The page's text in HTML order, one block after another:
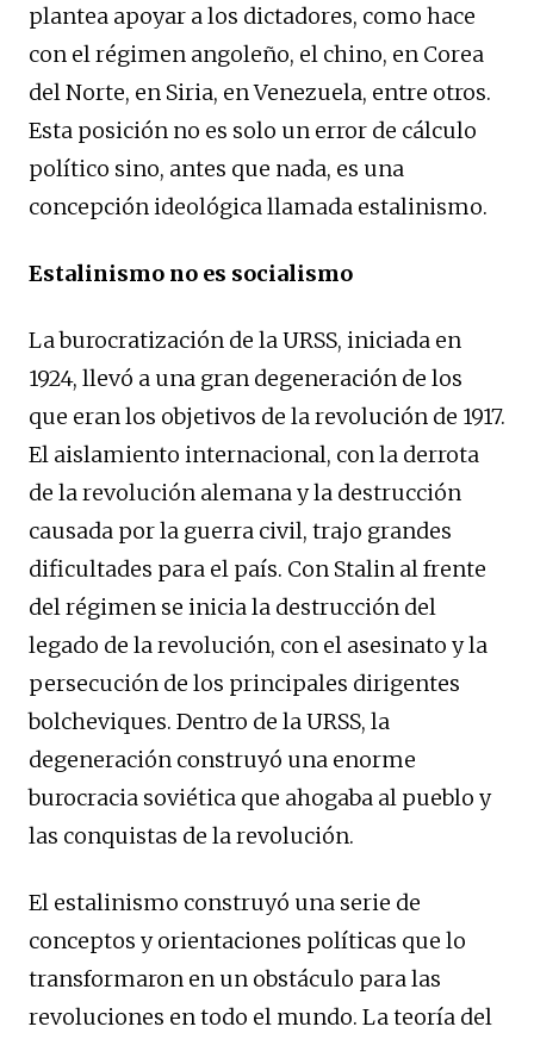
plantea apoyar a los dictadores, como hace
con el régimen angoleño, el chino, en Corea
del Norte, en Siria, en Venezuela, entre otros.
Esta posición no es solo un error de cálculo
político sino, antes que nada, es una
concepción ideológica llamada estalinismo.
Estalinismo no es socialismo
La burocratización de la URSS, iniciada en
1924, llevó a una gran degeneración de los
que eran los objetivos de la revolución de 1917.
El aislamiento internacional, con la derrota
de la revolución alemana y la destrucción
causada por la guerra civil, trajo grandes
dificultades para el país. Con Stalin al frente
del régimen se inicia la destrucción del
legado de la revolución, con el asesinato y la
persecución de los principales dirigentes
bolcheviques. Dentro de la URSS, la
degeneración construyó una enorme
burocracia soviética que ahogaba al pueblo y
las conquistas de la revolución.
El estalinismo construyó una serie de
conceptos y orientaciones políticas que lo
transformaron en un obstáculo para las
revoluciones en todo el mundo. La teoría del